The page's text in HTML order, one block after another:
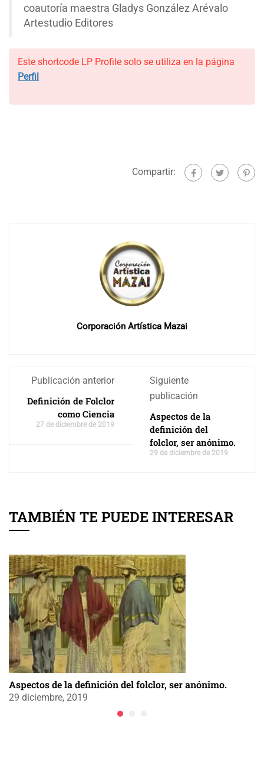
coautoría maestra Gladys González Arévalo
Artestudio Editores
Este shortcode LP Profile solo se utiliza en la página
Perfil
Compartir:
Corporación Artística Mazai
Publicación anterior
Definición de Folclor
como Ciencia
27 de diciembre de 2019
Siguiente
publicación
Aspectos de la
definición del
folclor, ser anónimo.
29 de diciembre de 2019
TAMBIÉN TE PUEDE INTERESAR
Aspectos de la definición del folclor, ser anónimo.
29 diciembre, 2019